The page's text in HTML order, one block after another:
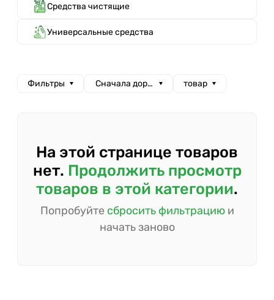
Средства чистящие
Универсальные средства
Фильтры Сначала дорогие товар
На этой странице товаров
нет. Продолжить просмотр
товаров в этой категории.
Попробуйте сбросить фильтрациюи
начать заново